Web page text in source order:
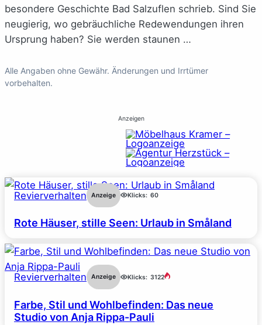
besondere Geschichte Bad Salzuflen schrieb. Sind Sie
neugierig, wo gebräuchliche Redewendungen ihren
Ursprung haben? Sie werden staunen …
Alle Angaben ohne Gewähr. Änderungen und Irrtümer
vorbehalten.
Anzeigen
Revierverhalten Anzeige Klicks: 60
Rote Häuser, stille Seen: Urlaub in Småland
Revierverhalten Anzeige Klicks: 3122
Farbe, Stil und Wohlbefinden: Das neue
Studio von Anja Rippa-Pauli